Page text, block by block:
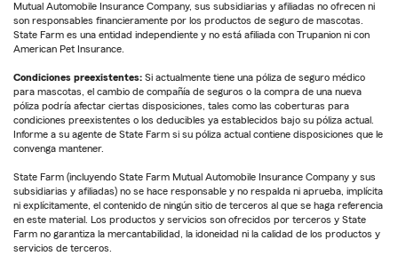
Mutual Automobile Insurance Company, sus subsidiarias y afiliadas no ofrecen ni
son responsables financieramente por los productos de seguro de mascotas.
State Farm es una entidad independiente y no está afiliada con Trupanion ni con
American Pet Insurance.
Condiciones preexistentes: Si actualmente tiene una póliza de seguro médico
para mascotas, el cambio de compañía de seguros o la compra de una nueva
póliza podría afectar ciertas disposiciones, tales como las coberturas para
condiciones preexistentes o los deducibles ya establecidos bajo su póliza actual.
Informe a su agente de State Farm si su póliza actual contiene disposiciones que le
convenga mantener.
State Farm (incluyendo State Farm Mutual Automobile Insurance Company y sus
subsidiarias y afiliadas) no se hace responsable y no respalda ni aprueba, implícita
ni explícitamente, el contenido de ningún sitio de terceros al que se haga referencia
en este material. Los productos y servicios son ofrecidos por terceros y State
Farm no garantiza la mercantabilidad, la idoneidad ni la calidad de los productos y
servicios de terceros.